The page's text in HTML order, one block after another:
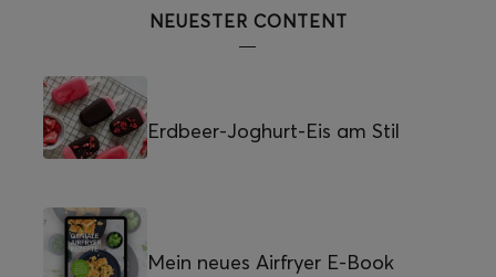
NEUESTER CONTENT
Erdbeer-Joghurt-Eis am Stil
Mein neues Airfryer E-Book